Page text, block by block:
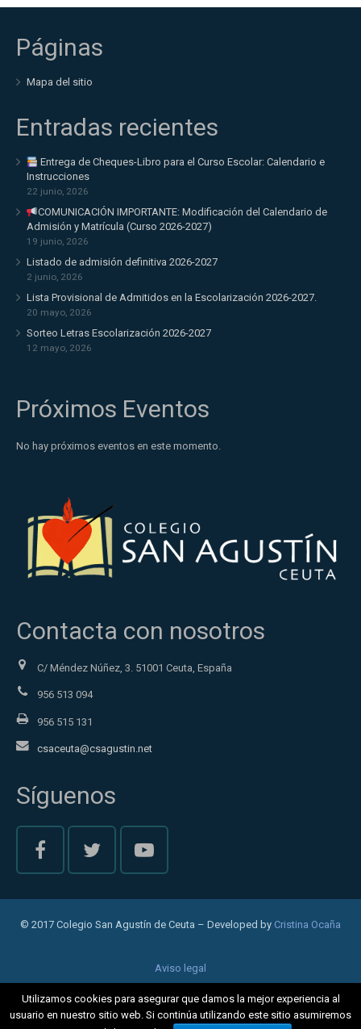
Páginas
Mapa del sitio
Entradas recientes
Entrega de Cheques-Libro para el Curso Escolar: Calendario e
Instrucciones
22 junio, 2026
COMUNICACIÓN IMPORTANTE: Modificación del Calendario de
Admisión y Matrícula (Curso 2026-2027)
19 junio, 2026
Listado de admisión definitiva 2026-2027
2 junio, 2026
Lista Provisional de Admitidos en la Escolarización 2026-2027.
20 mayo, 2026
Sorteo Letras Escolarización 2026-2027
12 mayo, 2026
Próximos Eventos
No hay próximos eventos en este momento.
Contacta con nosotros
C/ Méndez Núñez, 3. 51001 Ceuta, España
956 513 094
956 515 131
csaceuta@csagustin.net
Síguenos
© 2017 Colegio San Agustín de Ceuta – Developed by Cristina Ocaña
Aviso legal
Política de privacidad
Cookies
Utilizamos cookies para asegurar que damos la mejor experiencia al
usuario en nuestro sitio web. Si continúa utilizando este sitio asumiremos